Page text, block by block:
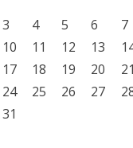
3
4 5 6 7
10
11 12 13
17
18 19 20 21
24
25 26 27
31